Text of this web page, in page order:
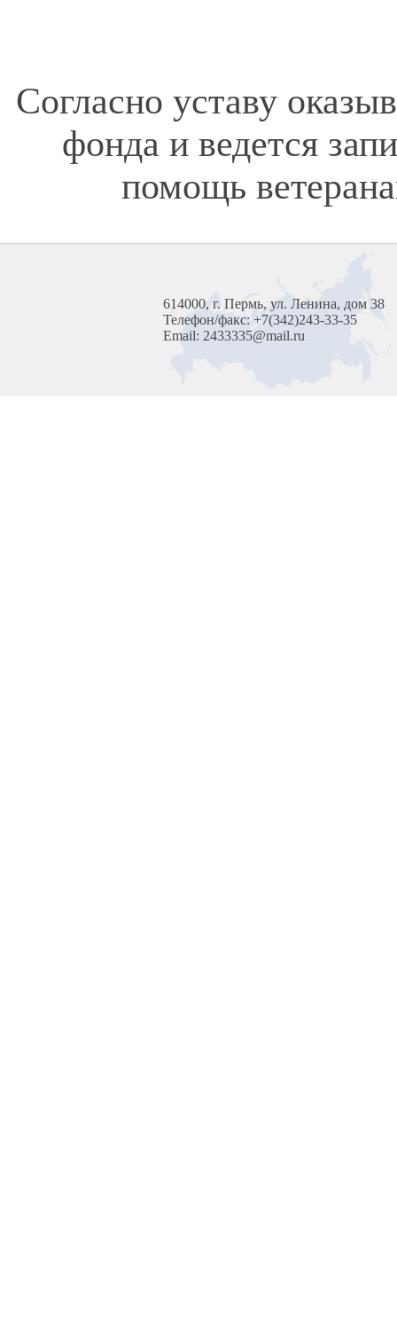
Согласно уставу
фонда и ведется
помощь
614000, г. Пермь, ул. Ленина, дом 38
Телефон/факс: +7(342)243-33-35
Email: 2433335@mail.ru